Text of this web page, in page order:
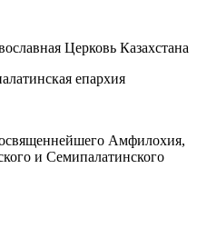
Церковь Казахстана
Амфилохия,
и Семипалатинского